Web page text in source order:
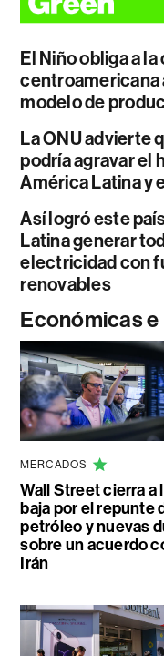
El Niño obliga a
centroamericana
modelo de
La ONU advierte
podría agravar el
América Latina y
Así logró este
Latina generar
electricidad con
renovables
Económicas
MERCADOS
Wall Street cierra a
baja por el repunte
petróleo y nuevas
sobre un acuerdo
Irán